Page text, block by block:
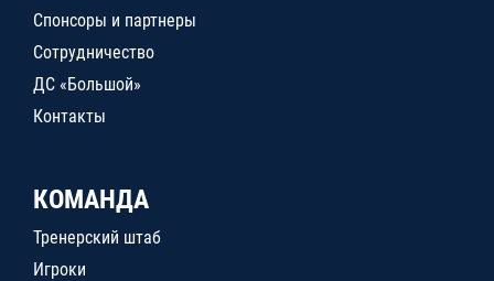
Спонсоры и партнеры
Сотрудничество
ДС «Большой»
Контакты
КОМАНДА
Тренерский штаб
Игроки